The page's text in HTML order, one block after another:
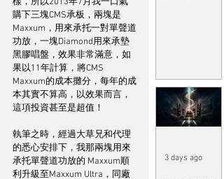
購下三塊CMS承板，兩塊是
Maxxum，用來承托一對單聲道
功放，一塊Diamond用來承墊
黑膠唱盤，效果非常滿意，如
果以11年計算，將CMS
Maxxum的成本攤分，每年的成
本其實不算高，以效果而言，
這項投資甚至是超值！
執筆之時，經過大草兄和代理
的悉心安排下，我那兩塊用來
承托單聲道功放的 Maxxum順
利升級至Maxxum Ultra，同廠
3 days ago